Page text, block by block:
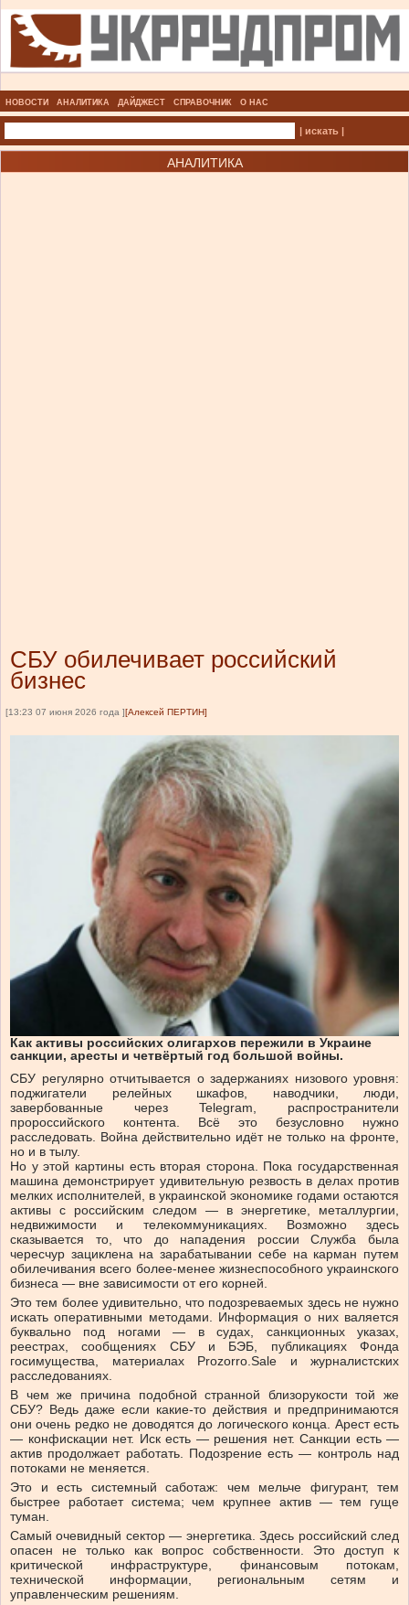
НОВОСТИ АНАЛИТИКА ДАЙДЖЕСТ СПРАВОЧНИК О НАС
| искать |
АНАЛИТИКА
СБУ обилечивает российский
бизнес
[13:23 07 июня 2026 года ] [Алексей ПЕРТИН]
Как активы российских олигархов пережили в Украине
санкции, аресты и четвёртый год большой войны.
СБУ регулярно отчитывается о задержаниях низового уровня:
поджигатели релейных шкафов, наводчики, люди,
завербованные через Telegram, распространители
пророссийского контента. Всё это безусловно нужно
расследовать. Война действительно идёт не только на фронте,
но и в тылу.
Но у этой картины есть вторая сторона. Пока государственная
машина демонстрирует удивительную резвость в делах против
мелких исполнителей, в украинской экономике годами остаются
активы с российским следом — в энергетике, металлургии,
недвижимости и телекоммуникациях. Возможно здесь
сказывается то, что до нападения россии Служба была
чересчур зациклена на зарабатывании себе на карман путем
обилечивания всего более-менее жизнеспособного украинского
бизнеса — вне зависимости от его корней.
Это тем более удивительно, что подозреваемых здесь не нужно
искать оперативными методами. Информация о них валяется
буквально под ногами — в судах, санкционных указах,
реестрах, сообщениях СБУ и БЭБ, публикациях Фонда
госимущества, материалах Prozorro.Sale и журналистских
расследованиях.
В чем же причина подобной странной близорукости той же
СБУ? Ведь даже если какие-то действия и предпринимаются
они очень редко не доводятся до логического конца. Арест есть
— конфискации нет. Иск есть — решения нет. Санкции есть —
актив продолжает работать. Подозрение есть — контроль над
потоками не меняется.
Это и есть системный саботаж: чем мельче фигурант, тем
быстрее работает система; чем крупнее актив — тем гуще
туман.
Самый очевидный сектор — энергетика. Здесь российский след
опасен не только как вопрос собственности. Это доступ к
критической инфраструктуре, финансовым потокам,
технической информации, региональным сетям и
управленческим решениям.